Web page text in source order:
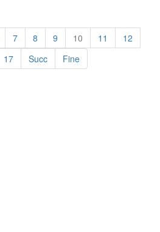
7 8 9 10 11
12
17 Succ Fine